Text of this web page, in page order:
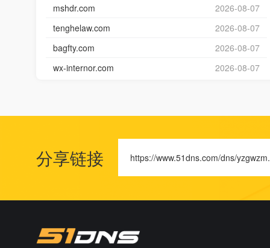
mshdr.com
2026-08-07
tenghelaw.com
2026-08-07
bagfty.com
2026-08-07
wx-internor.com
2026-08-07
分享链接 https://www.51dns.com/dns/